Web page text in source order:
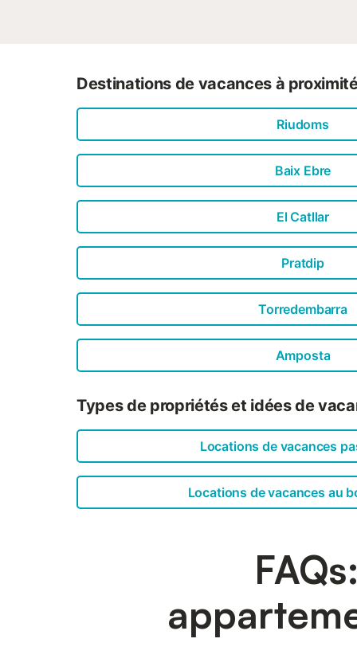
Destinations de vacances à
Riudoms
Baix Ebre
El Catllar
Pratdip
Torredembarra
Amposta
Types de propriétés et idées de
Locations de vacances
Locations de vacances au